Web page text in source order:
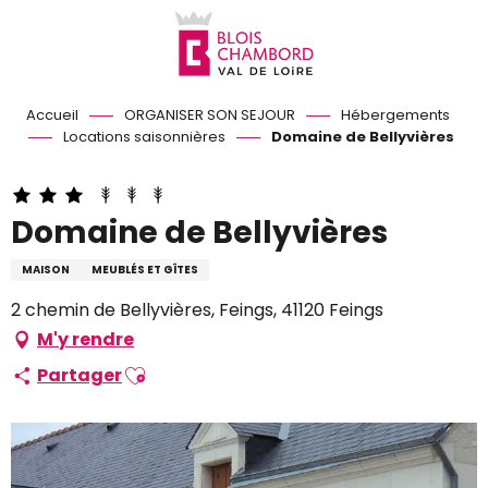
Accueil ORGANISER SON SEJOUR
Hébergements
Locations saisonnières
Domaine de Bellyvières
Domaine de Bellyvières
MAISON MEUBLÉS ET GÎTES
2 chemin de Bellyvières, Feings, 41120 Feings
M'y rendre
PartagerAjouter aux favoris